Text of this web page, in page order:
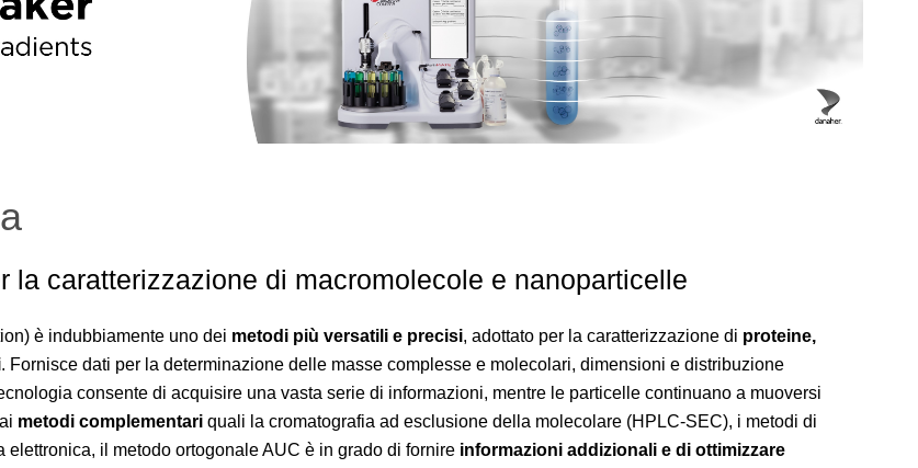
la caratterizzazione di macromolecole e nanoparticelle
è indubbiamente uno dei metodi più versatili e precisi, adottato per la caratterizzazione di proteine,
. Fornisce dati per la determinazione delle masse complesse e molecolari, dimensioni e distribuzione
consente di acquisire una vasta serie di informazioni, mentre le particelle continuano a muoversi
metodi complementari quali la cromatografia ad esclusione della molecolare (HPLC-SEC), i metodi di
il metodo ortogonale AUC è in grado di fornire informazioni addizionali e di ottimizzare